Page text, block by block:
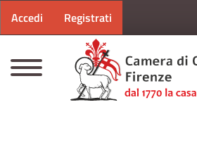
Menu profilo utente
Accedi Registrati